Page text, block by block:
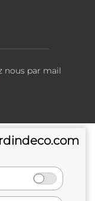
nous par mail